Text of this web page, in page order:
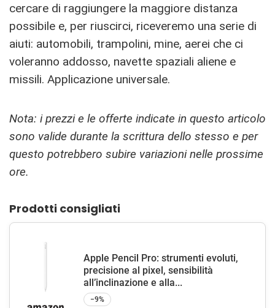
cercare di raggiungere la maggiore distanza
possibile e, per riuscirci, riceveremo una serie di
aiuti: automobili, trampolini, mine, aerei che ci
voleranno addosso, navette spaziali aliene e
missili. Applicazione universale.
Nota: i prezzi e le offerte indicate in questo articolo
sono valide durante la scrittura dello stesso e per
questo potrebbero subire variazioni nelle prossime
ore.
Prodotti consigliati
Apple Pencil Pro: strumenti evoluti,
precisione al pixel, sensibilità
all’inclinazione e alla...
−9%